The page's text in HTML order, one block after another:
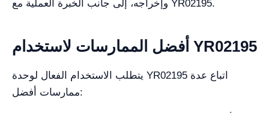
وإخراجه، إلى جانب الخبرة العملية مع YR02195.
أفضل الممارسات لاستخدام YR02195
يتطلب الاستخدام الفعال لوحدة YR02195 اتباع عدة
ممارسات أفضل: